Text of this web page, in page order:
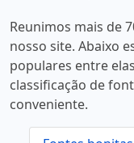
Reunimos mais de
nosso site. Abaixo
populares entre
classificação de
conveniente.